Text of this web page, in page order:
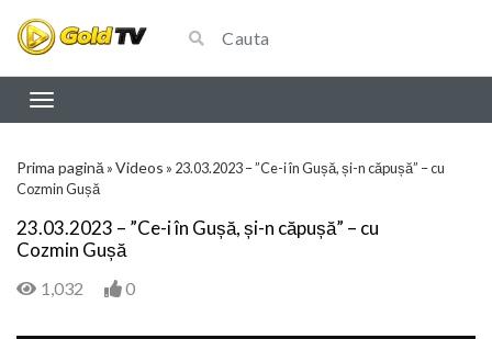
Prima pagină »Videos » 23.03.2023 – ”Ce-i în Gușă, și-n căpușă” – cu
Cozmin Gușă
23.03.2023 – ”Ce-i în Gușă, și-n căpușă” – cu
Cozmin Gușă
1,032 0